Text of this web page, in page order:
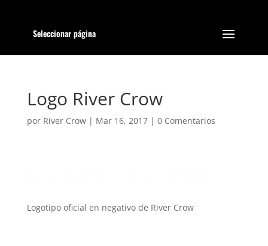
Seleccionar página
Logo River Crow
por River Crow| Mar 16, 2017| 0 Comentarios
Logotipo oficial en negativo de River Crow